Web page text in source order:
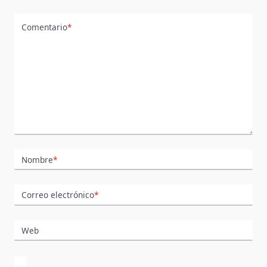
Comentario*
Nombre*
Correo electrónico*
Web